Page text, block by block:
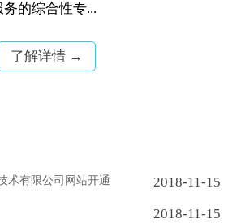
的综合性专...
了解详情 →
术有限公司网站开通 2018-11-15
2018-11-15